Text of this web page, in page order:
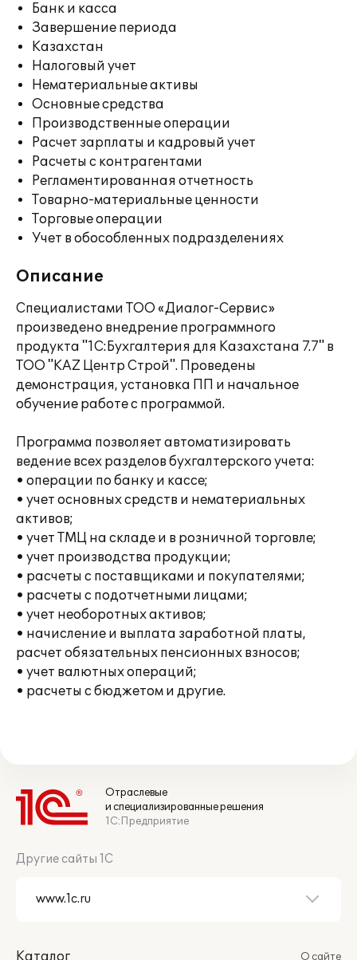
Банк и касса
Завершение периода
Казахстан
Налоговый учет
Нематериальные активы
Основные средства
Производственные операции
Расчет зарплаты и кадровый учет
Расчеты с контрагентами
Регламентированная отчетность
Товарно-материальные ценности
Торговые операции
Учет в обособленных подразделениях
Описание
Специалистами ТОО «Диалог-Сервис»
произведено внедрение программного
продукта "1С:Бухгалтерия для Казахстана 7.7" в
ТОО "KAZ Центр Строй". Проведены
демонстрация, установка ПП и начальное
обучение работе с программой.
Программа позволяет автоматизировать
ведение всех разделов бухгалтерского учета:
• операции по банку и кассе;
• учет основных средств и нематериальных
активов;
• учет ТМЦ на складе и в розничной торговле;
• учет производства продукции;
• расчеты с поставщиками и покупателями;
• расчеты с подотчетными лицами;
• учет необоротных активов;
• начисление и выплата заработной платы,
расчет обязательных пенсионных взносов;
• учет валютных операций;
• расчеты с бюджетом и другие.
Отраслевые
и специализированные решения
1С:Предприятие
Другие сайты 1С
Каталог
О сайте